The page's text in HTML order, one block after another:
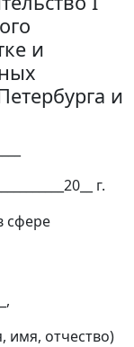
и
и
г.
сфере
отчество)